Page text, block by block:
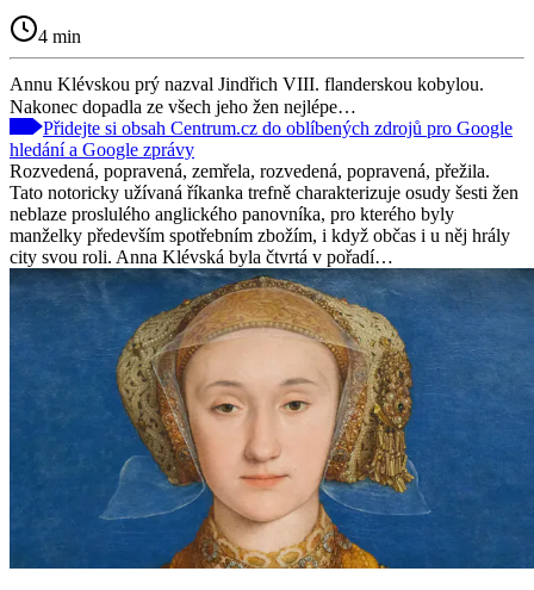
4 min
Annu Klévskou prý nazval Jindřich VIII. flanderskou kobylou.
Nakonec dopadla ze všech jeho žen nejlépe…
Přidejte si obsah Centrum.cz do oblíbených zdrojů pro Google
hledání a Google zprávy
Rozvedená, popravená, zemřela, rozvedená, popravená, přežila.
Tato notoricky užívaná říkanka trefně charakterizuje osudy šesti žen
neblaze proslulého anglického panovníka, pro kterého byly
manželky především spotřebním zbožím, i když občas i u něj hrály
city svou roli. Anna Klévská byla čtvrtá v pořadí…